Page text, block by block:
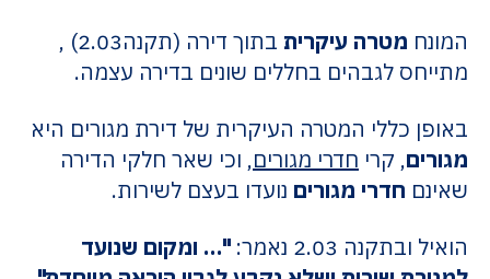
המונח מטרה עיקרית בתוך דירה (תקנה2.03) ,
מתייחס לגבהים בחללים שונים בדירה עצמה.
באופן כללי המטרה העיקרית של דירת מגורים היא
מגורים, קרי חדרי מגורים, וכי שאר חלקי הדירה
שאינם חדרי מגורים נועדו בעצם לשירות.
הואיל ובתקנה 2.03 נאמר:
"… ומקום שנועד